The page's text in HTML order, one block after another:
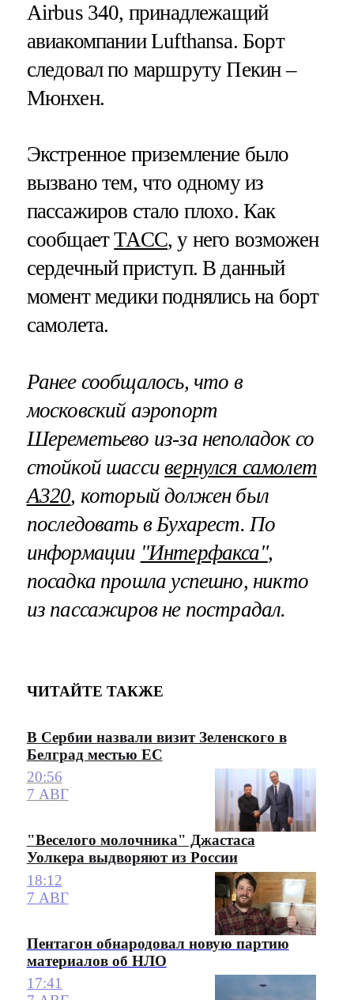
Airbus 340, принадлежащий
авиакомпании Lufthansa. Борт
следовал по маршруту Пекин –
Мюнхен.
Экстренное приземление было
вызвано тем, что одному из
пассажиров стало плохо. Как
сообщаетТАСС, у него возможен
сердечный приступ. В данный
момент медики поднялись на борт
самолета.
Ранее сообщалось, что в
московский аэропорт
Шереметьево из-за неполадок со
стойкой шассивернулся самолет
А320, который должен был
последовать в Бухарест. По
информации "Интерфакса",
посадка прошла успешно, никто
из пассажиров не пострадал.
ЧИТАЙТЕ ТАКЖЕ
В Сербии назвали визит Зеленского в
Белград местью ЕС
20:56
7 АВГ
"Веселого молочника" Джастаса
Уолкера выдворяют из России
18:12
7 АВГ
Пентагон обнародовал новую партию
материалов об НЛО
17:41